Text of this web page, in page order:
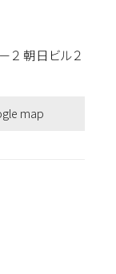
２ 朝日ビル２
map